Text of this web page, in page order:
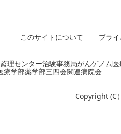
このサイトについて プラ
理センター治験事務局がんゲノム
療学部薬学部三四会関連病院会
Copyright (C